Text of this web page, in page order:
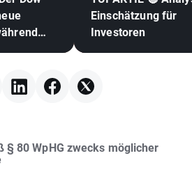
den
zulegen
Einschätzung für
Investoren
§ 80 WpHG zwecks möglicher